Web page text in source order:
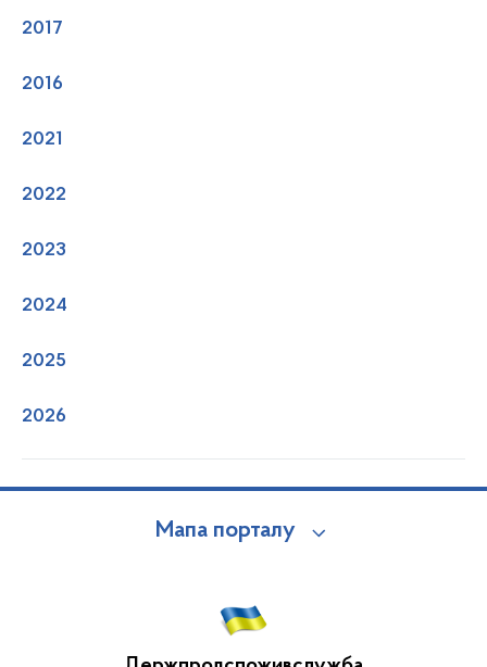
2017
2016
2021
2022
2023
2024
2025
2026
Мапа порталу